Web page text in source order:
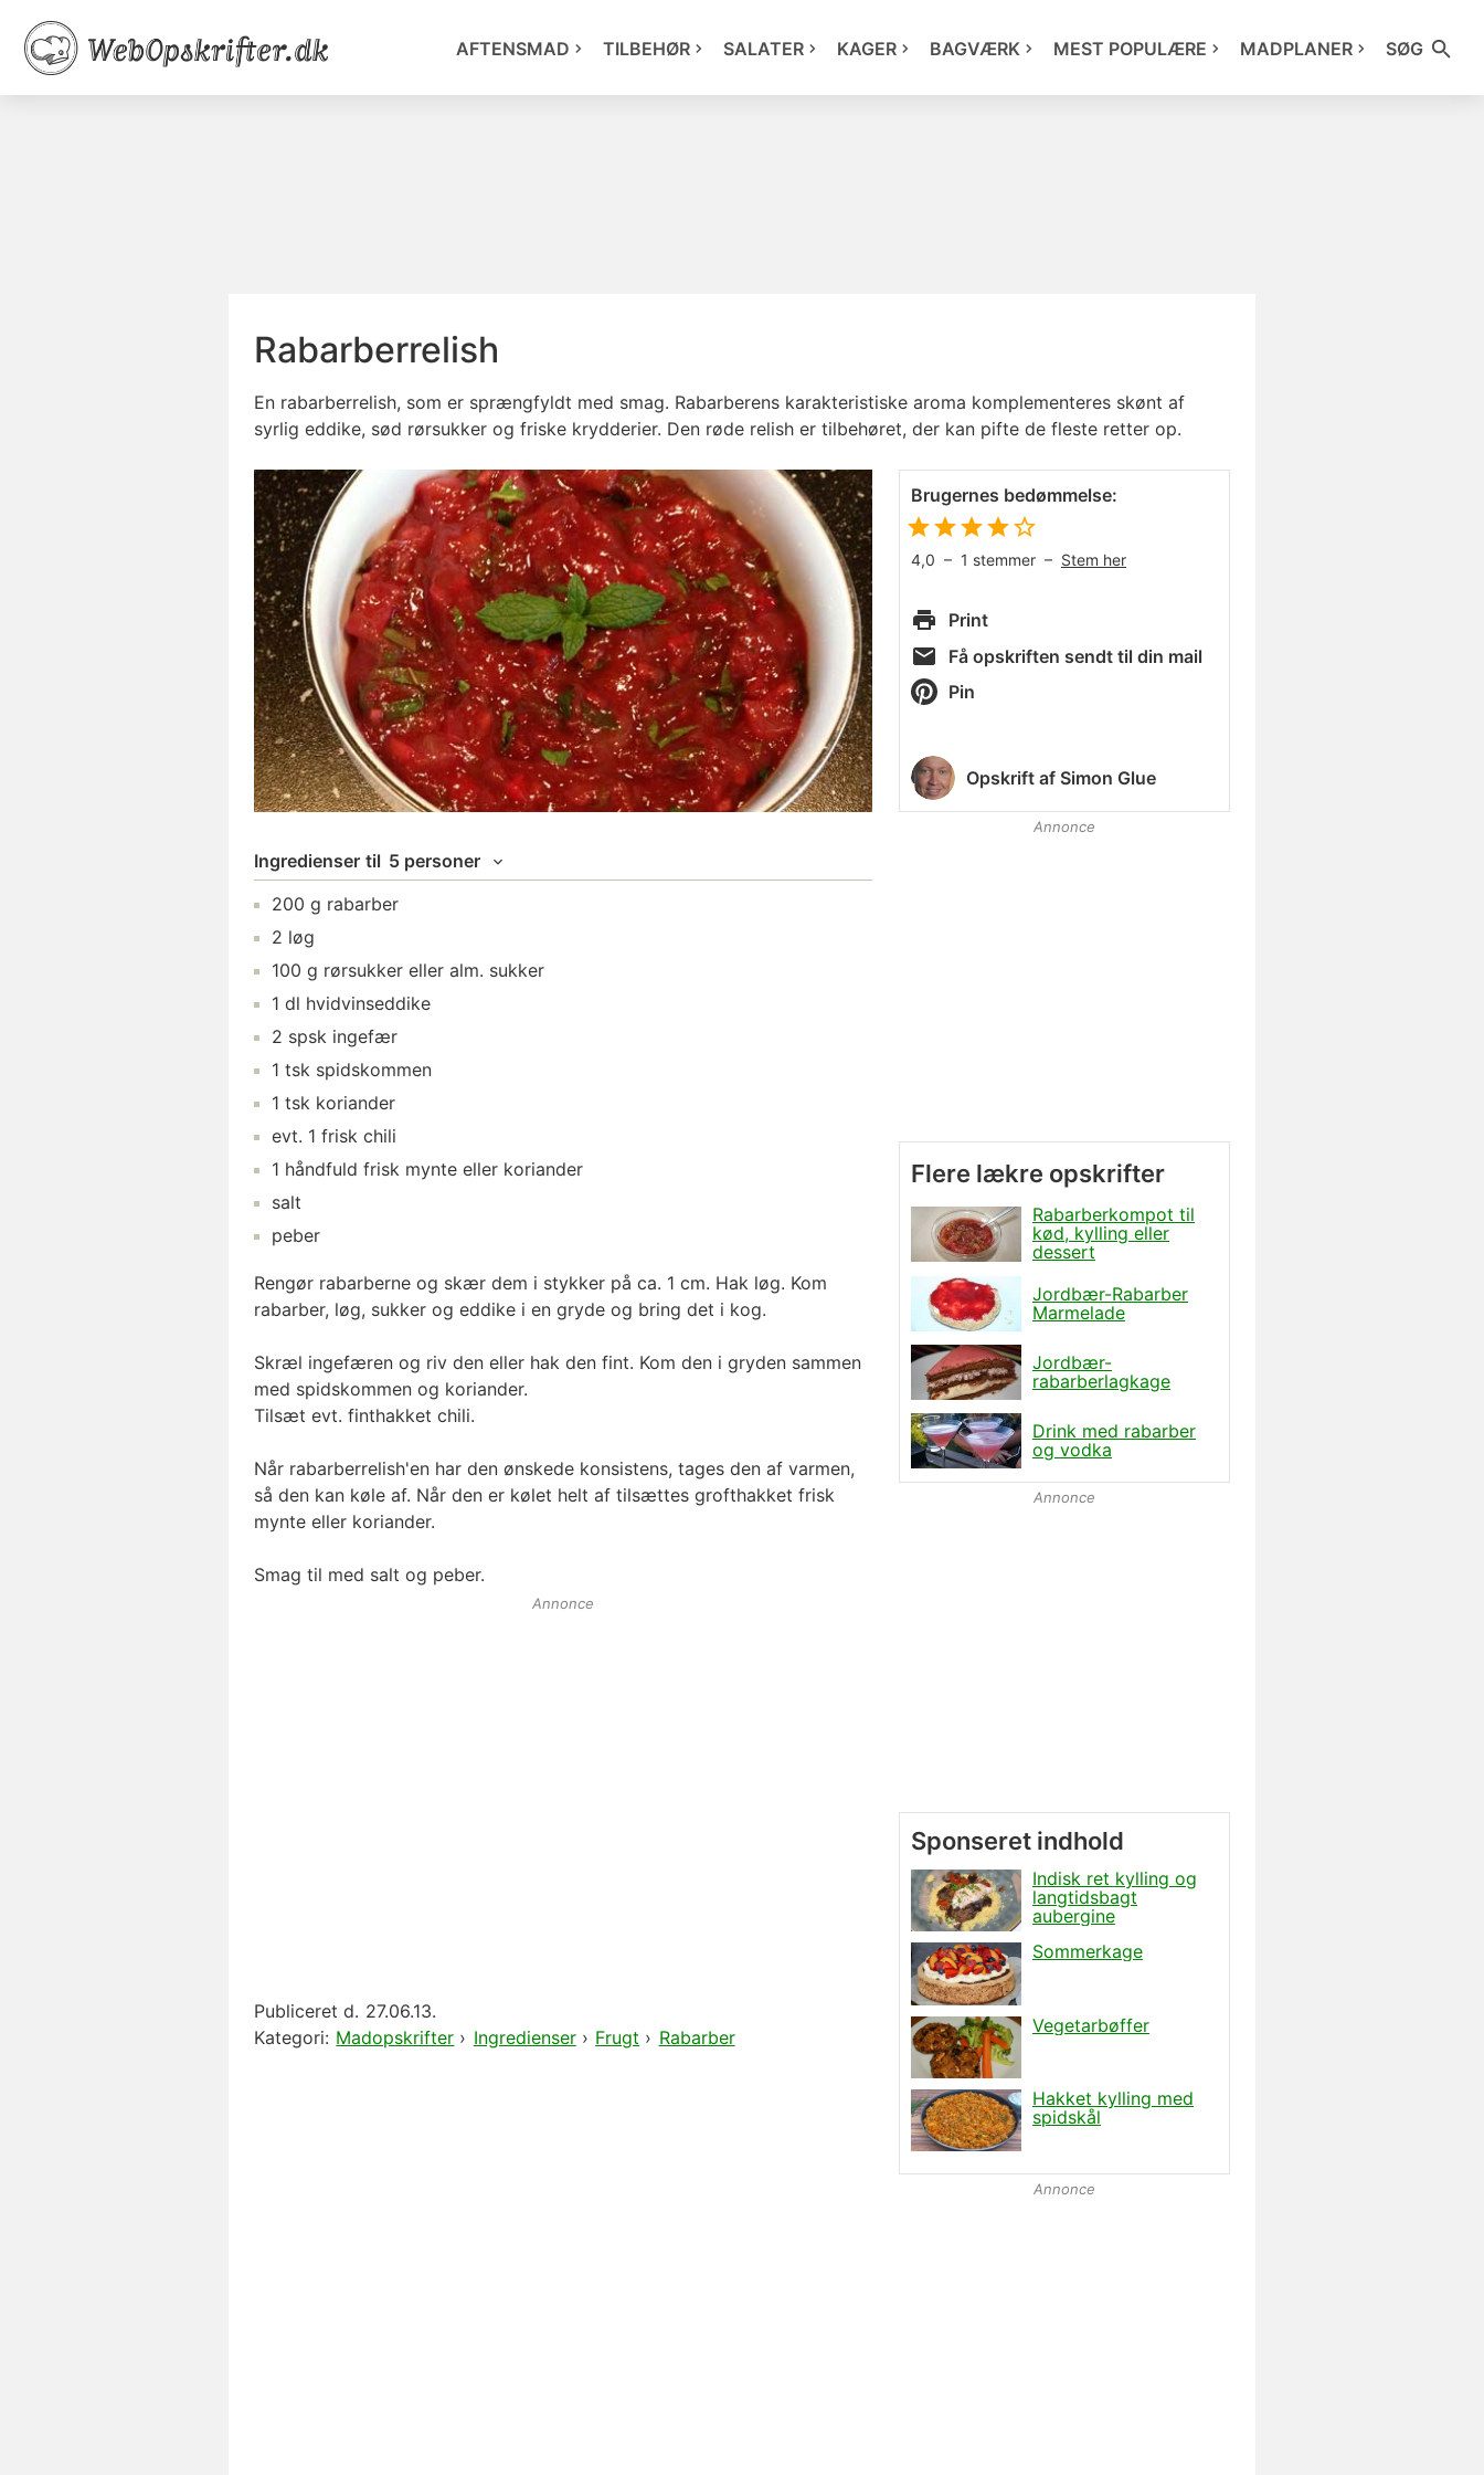
AFTENSMAD TILBEHØR SALATER KAGER BAGVÆRK MEST POPULÆRE MADPLANER SØG
Rabarberrelish
En rabarberrelish, som er sprængfyldt med smag. Rabarberens karakteristiske aroma komplementeres skønt af
syrlig eddike, sød rørsukker og friske krydderier. Den røde relish er tilbehøret, der kan pifte de fleste retter op.
Ingredienser til 5 personer
200 g rabarber
2 løg
100 g rørsukker eller alm. sukker
1 dl hvidvinseddike
2 spsk ingefær
1 tsk spidskommen
1 tsk koriander
evt. 1 frisk chili
1 håndfuld frisk mynte eller koriander
salt
peber
Rengør rabarberne og skær dem i stykker på ca. 1 cm. Hak løg. Kom
rabarber, løg, sukker og eddike i en gryde og bring det i kog.
Skræl ingefæren og riv den eller hak den fint. Kom den i gryden sammen
med spidskommen og koriander.
Tilsæt evt. finthakket chili.
Når rabarberrelish'en har den ønskede konsistens, tages den af varmen,
så den kan køle af. Når den er kølet helt af tilsættes grofthakket frisk
mynte eller koriander.
Smag til med salt og peber.
Annonce
Publiceret d. 27.06.13.
Kategori: Madopskrifter › Ingredienser› Frugt › Rabarber
Brugernes bedømmelse:
4,0 – 1 stemmer – Stem her
Print
Få opskriften sendt til din mail
Pin
Opskrift af Simon Glue
Annonce
Flere lækre opskrifter
Rabarberkompot til
kød, kylling eller
dessert
Jordbær-Rabarber
Marmelade
Jordbær-
rabarberlagkage
Drink med rabarber
og vodka
Annonce
Annonce